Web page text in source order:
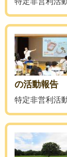
の活動報告
特定非営利活